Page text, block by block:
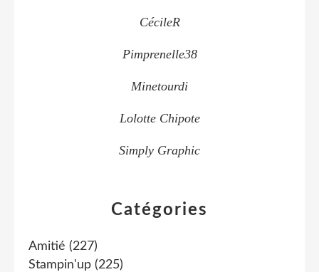
Catégories
Amitié (227)
Stampin'up (225)
CécileR
Pimprenelle38
Minetourdi
Lolotte Chipote
Simply Graphic